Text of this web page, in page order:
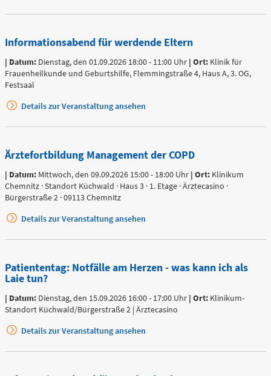
(0 bis 24 Uhr)
Für kardiologische Notfälle (zum Beispiel Herzinfarkt)
Telefon
0172 - 377 2436
Kinderchirurgische
Notfallambulanz
(0 bis 24 Uhr)
Flemmingstraße 2 (N022/Haus
1)
Telefon
0371 - 333
36328
Geburtensaal
Informationsabend für werdende Eltern
| Datum: Dienstag, den 01.09.2026 18:00 - 11:00 Uhr | Ort: Klinik für
Frauenheilkunde und Geburtshilfe, Flemmingstraße 4, Haus A, 3. OG,
Festsaal
Details zur Veranstaltung ansehen
Ärztefortbildung Management der COPD
| Datum: Mittwoch, den 09.09.2026 15:00 - 18:00 Uhr | Ort: Klinikum
Chemnitz · Standort Küchwald · Haus 3 · 1. Etage · Ärztecasino ·
Bürgerstraße 2 · 09113 Chemnitz
Details zur Veranstaltung ansehen
Patiententag: Notfälle am Herzen - was kann ich als
Laie tun?
| Datum: Dienstag, den 15.09.2026 16:00 - 17:00 Uhr | Ort: Klinikum-
Standort Küchwald/Bürgerstraße 2 | Ärztecasino
Details zur Veranstaltung ansehen